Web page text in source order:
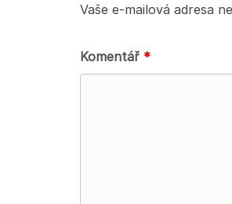
Vaše e-mailová adresa
Komentář *